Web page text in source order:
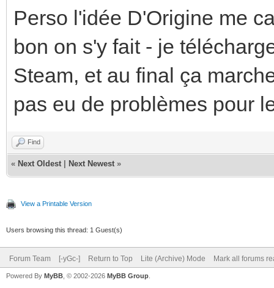
Perso l'idée D'Origine me
bon on s'y fait - je
Steam, et au final ça
pas eu de problèmes pour
Find
« Next Oldest Next Newest »
View a Printable Version
Users browsing this thread: 1 Guest(s)
Forum Team [-yGc-] Return to Top Lite (Archive) Mode Mark all forums
Powered By MyBB , © 2002-2026 MyBB Group